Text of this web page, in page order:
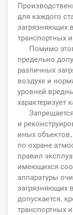
для каждого
загрязняющих
транспортных
Помимо
предельно
различных
воздухе и
уровней
характеризует
и
иных
по охране
правил
имеющихся
аппаратуры
загрязняющих
допускается,
транспортных